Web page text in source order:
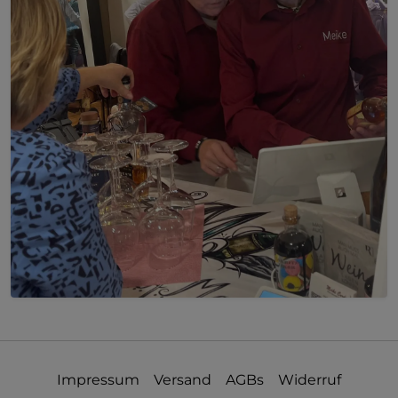
Impressum Versand AGBs Widerruf